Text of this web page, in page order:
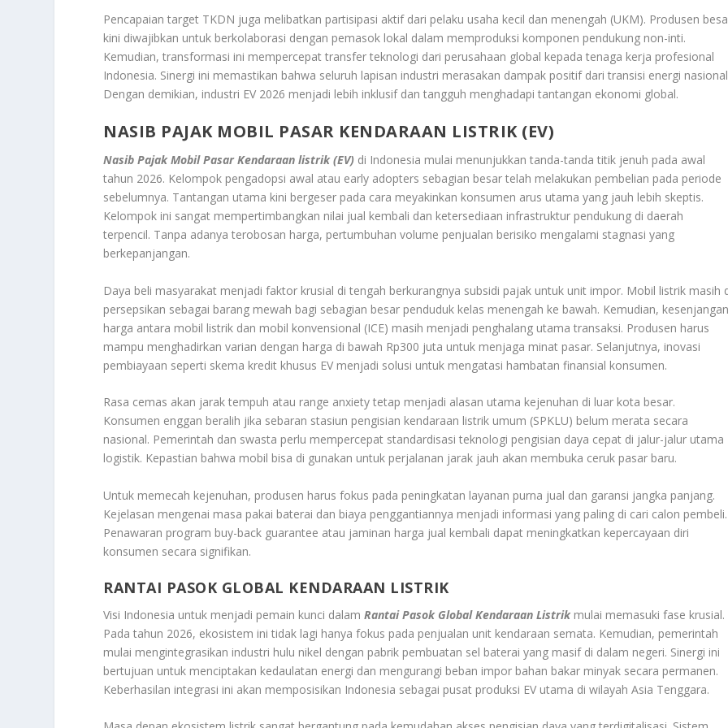
Pencapaian target TKDN juga melibatkan partisipasi aktif dari pelaku usaha kecil dan menengah (UKM). Produsen
kini diwajibkan untuk berkolaborasi dengan pemasok lokal dalam memproduksi komponen pendukung non-inti.
Kemudian, transformasi ini mempercepat transfer teknologi dari perusahaan global kepada tenaga kerja profesional
Indonesia. Sinergi ini memastikan bahwa seluruh lapisan industri merasakan dampak positif dari transisi energi
Dengan demikian, industri EV 2026 menjadi lebih inklusif dan tangguh menghadapi tantangan ekonomi global.
NASIB PAJAK MOBIL PASAR KENDARAAN LISTRIK (EV)
Nasib Pajak Mobil Pasar Kendaraan listrik (EV) di Indonesia mulai menunjukkan tanda-tanda titik jenuh pada awal
tahun 2026. Kelompok pengadopsi awal atau early adopters sebagian besar telah melakukan pembelian pada periode
sebelumnya. Tantangan utama kini bergeser pada cara meyakinkan konsumen arus utama yang jauh lebih skeptis.
Kelompok ini sangat mempertimbangkan nilai jual kembali dan ketersediaan infrastruktur pendukung di daerah
terpencil. Tanpa adanya terobosan harga, pertumbuhan volume penjualan berisiko mengalami stagnasi yang
berkepanjangan.
Daya beli masyarakat menjadi faktor krusial di tengah berkurangnya subsidi pajak untuk unit impor. Mobil listrik masih
persepsikan sebagai barang mewah bagi sebagian besar penduduk kelas menengah ke bawah. Kemudian, kesenjangan
harga antara mobil listrik dan mobil konvensional (ICE) masih menjadi penghalang utama transaksi. Produsen harus
mampu menghadirkan varian dengan harga di bawah Rp300 juta untuk menjaga minat pasar. Selanjutnya, inovasi
pembiayaan seperti skema kredit khusus EV menjadi solusi untuk mengatasi hambatan finansial konsumen.
Rasa cemas akan jarak tempuh atau range anxiety tetap menjadi alasan utama kejenuhan di luar kota besar.
Konsumen enggan beralih jika sebaran stasiun pengisian kendaraan listrik umum (SPKLU) belum merata secara
nasional. Pemerintah dan swasta perlu mempercepat standardisasi teknologi pengisian daya cepat di jalur-jalur utama
logistik. Kepastian bahwa mobil bisa di gunakan untuk perjalanan jarak jauh akan membuka ceruk pasar baru.
Untuk memecah kejenuhan, produsen harus fokus pada peningkatan layanan purna jual dan garansi jangka panjang.
Kejelasan mengenai masa pakai baterai dan biaya penggantiannya menjadi informasi yang paling di cari calon pembeli.
Penawaran program buy-back guarantee atau jaminan harga jual kembali dapat meningkatkan kepercayaan diri
konsumen secara signifikan.
RANTAI PASOK GLOBAL KENDARAAN LISTRIK
Visi Indonesia untuk menjadi pemain kunci dalamRantai Pasok Global Kendaraan Listrikmulai memasuki fase krusial.
Pada tahun 2026, ekosistem ini tidak lagi hanya fokus pada penjualan unit kendaraan semata. Kemudian, pemerintah
mulai mengintegrasikan industri hulu nikel dengan pabrik pembuatan sel baterai yang masif di dalam negeri. Sinergi ini
bertujuan untuk menciptakan kedaulatan energi dan mengurangi beban impor bahan bakar minyak secara permanen.
Keberhasilan integrasi ini akan memposisikan Indonesia sebagai pusat produksi EV utama di wilayah Asia Tenggara.